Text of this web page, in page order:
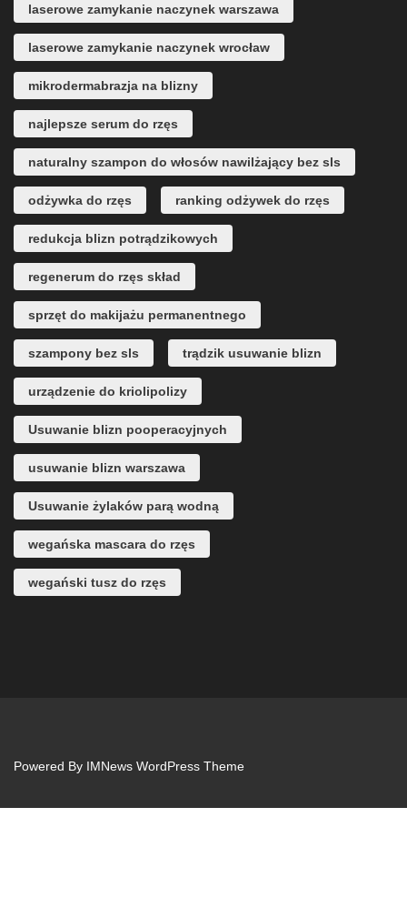
laserowe zamykanie naczynek warszawa
laserowe zamykanie naczynek wrocław
mikrodermabrazja na blizny
najlepsze serum do rzęs
naturalny szampon do włosów nawilżający bez sls
odżywka do rzęs ranking odżywek do rzęs
redukcja blizn potrądzikowych
regenerum do rzęs skład
sprzęt do makijażu permanentnego
szampony bez sls trądzik usuwanie blizn
urządzenie do kriolipolizy
Usuwanie blizn pooperacyjnych
usuwanie blizn warszawa
Usuwanie żylaków parą wodną
wegańska mascara do rzęs
wegański tusz do rzęs
Powered By IMNews WordPress Theme